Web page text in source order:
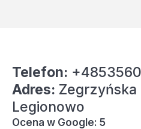
Telefon:
Adres: Zegrzyńska
Legionowo
Ocena w Google: 5